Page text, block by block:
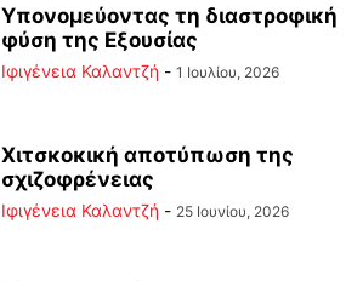
Υπονομεύοντας τη διαστροφική
φύση της Εξουσίας
Ιφιγένεια Καλαντζή - 1 Ιουλίου, 2026
Χιτσκοκική αποτύπωση της
σχιζοφρένειας
Ιφιγένεια Καλαντζή - 25 Ιουνίου, 2026